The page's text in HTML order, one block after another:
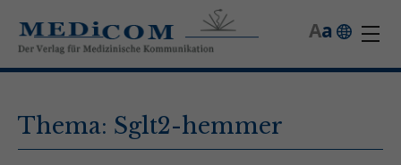
a
A
Thema: Sglt2-hemmer